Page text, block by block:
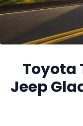
Toyota
Jeep